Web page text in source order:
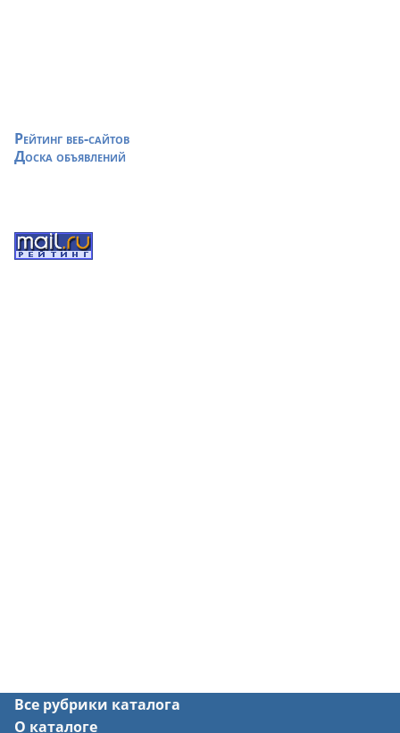
Рейтинг веб-сайтов
Доска объявлений
Все рубрики каталога
О каталоге